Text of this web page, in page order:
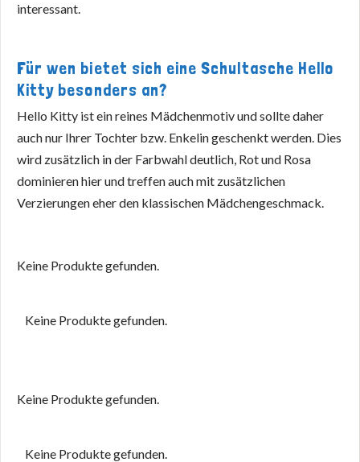
interessant.
Für wen bietet sich eine Schultasche Hello
Kitty besonders an?
Hello Kitty ist ein reines Mädchenmotiv und sollte daher
auch nur Ihrer Tochter bzw. Enkelin geschenkt werden. Dies
wird zusätzlich in der Farbwahl deutlich, Rot und Rosa
dominieren hier und treffen auch mit zusätzlichen
Verzierungen eher den klassischen Mädchengeschmack.
Keine Produkte gefunden.
Keine Produkte gefunden.
Keine Produkte gefunden.
Keine Produkte gefunden.